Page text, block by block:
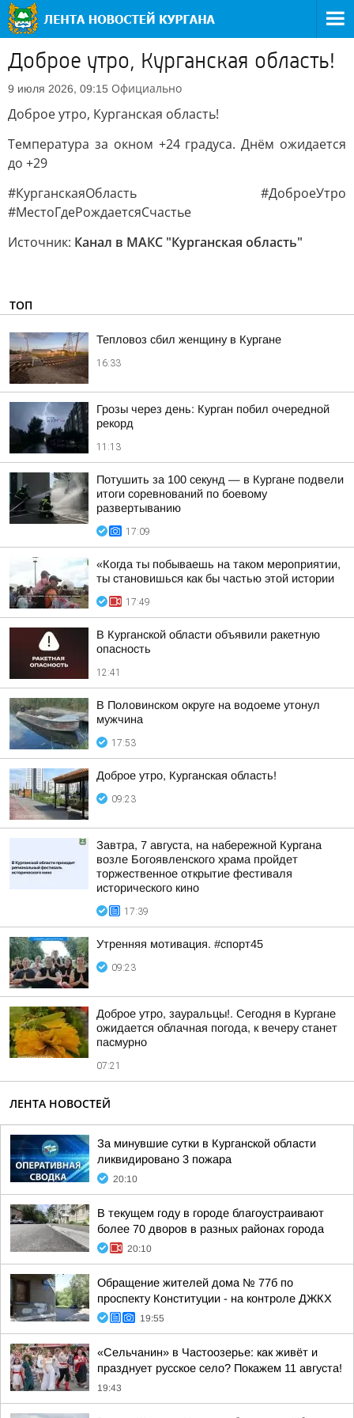
Доброе утро, Курганская область!
9 июля 2026, 09:15 Официально
Доброе утро, Курганская область!
Температура за окном +24 градуса. Днём ожидается
до +29
#КурганскаяОбласть #ДоброеУтро
#МестоГдеРождаетсяСчастье
Источник: Канал в МАКС "Курганская область"
ТОП
Тепловоз сбил женщину в Кургане
16:33
Грозы через день: Курган побил очередной
рекорд
11:13
Потушить за 100 секунд — в Кургане подвели
итоги соревнований по боевому
развертыванию
17:09
«Когда ты побываешь на таком мероприятии,
ты становишься как бы частью этой истории
17:49
В Курганской области объявили ракетную
опасность
12:41
В Половинском округе на водоеме утонул
мужчина
17:53
Доброе утро, Курганская область!
09:23
Завтра, 7 августа, на набережной Кургана
возле Богоявленского храма пройдет
торжественное открытие фестиваля
исторического кино
17:39
Утренняя мотивация. #спорт45
09:23
Доброе утро, зауральцы!. Сегодня в Кургане
ожидается облачная погода, к вечеру станет
пасмурно
07:21
ЛЕНТА НОВОСТЕЙ
За минувшие сутки в Курганской области
ликвидировано 3 пожара
20:10
В текущем году в городе благоустраивают
более 70 дворов в разных районах города
20:10
Обращение жителей дома № 77б по
проспекту Конституции - на контроле ДЖКХ
19:55
«Сельчанин» в Частоозерье: как живёт и
празднует русское село? Покажем 11 августа!
19:43